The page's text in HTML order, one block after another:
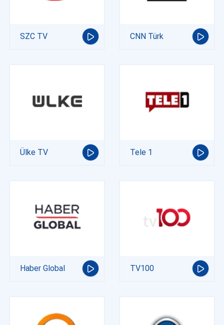
SZC TV CNN Türk
Ülke TV Tele 1
Haber Global TV100